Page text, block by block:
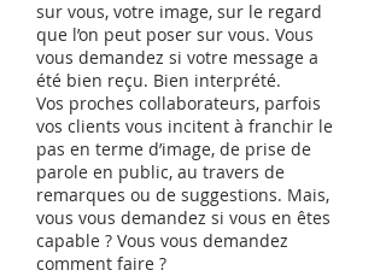
sur vous, votre image, sur le regard
que l’on peut poser sur vous. Vous
vous demandez si votre message a
été bien reçu. Bien interprété.
Vos proches collaborateurs, parfois
vos clients vous incitent à franchir le
pas en terme d’image, de prise de
parole en public, au travers de
remarques ou de suggestions. Mais,
vous vous demandez si vous en êtes
capable ? Vous vous demandez
comment faire ?